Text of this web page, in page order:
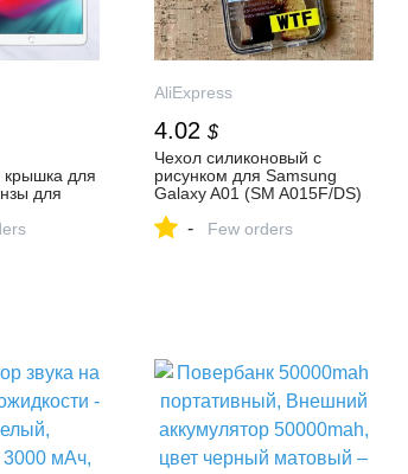
крышка для
для
iPad,
AliExpress
4.02 $
Чехол силиконовый с
рисунком для Samsung
Galaxy A01 (SM A015F/DS)
АлиЭкспресс
- Few orders